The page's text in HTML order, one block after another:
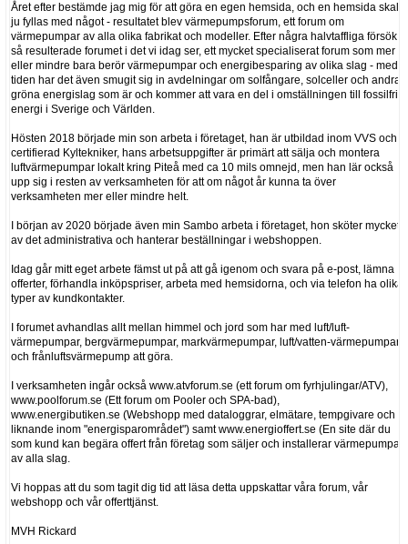
Året efter bestämde jag mig för att göra en egen hemsida, och en hemsida skall
ju fyllas med något - resultatet blev värmepumpsforum, ett forum om
värmepumpar av alla olika fabrikat och modeller. Efter några halvtaffliga försök
så resulterade forumet i det vi idag ser, ett mycket specialiserat forum som mer
eller mindre bara berör värmepumpar och energibesparing av olika slag - med
tiden har det även smugit sig in avdelningar om solfångare, solceller och andra
gröna energislag som är och kommer att vara en del i omställningen till fossilfri
energi i Sverige och Världen.
Hösten 2018 började min son arbeta i företaget, han är utbildad inom VVS och
certifierad Kyltekniker, hans arbetsuppgifter är primärt att sälja och montera
luftvärmepumpar lokalt kring Piteå med ca 10 mils omnejd, men han lär också
upp sig i resten av verksamheten för att om något år kunna ta över
verksamheten mer eller mindre helt.
I början av 2020 började även min Sambo arbeta i företaget, hon sköter mycket
av det administrativa och hanterar beställningar i webshoppen.
Idag går mitt eget arbete fämst ut på att gå igenom och svara på e-post, lämna
offerter, förhandla inköpspriser, arbeta med hemsidorna, och via telefon ha olika
typer av kundkontakter.
I forumet avhandlas allt mellan himmel och jord som har med luft/luft-
värmepumpar, bergvärmepumpar, markvärmepumpar, luft/vatten-värmepumpar
och frånluftsvärmepump att göra.
I verksamheten ingår också www.atvforum.se (ett forum om fyrhjulingar/ATV),
www.poolforum.se (Ett forum om Pooler och SPA-bad),
www.energibutiken.se (Webshopp med dataloggrar, elmätare, tempgivare och
liknande inom "energisparområdet") samt www.energioffert.se (En site där du
som kund kan begära offert från företag som säljer och installerar värmepumpar
av alla slag.
Vi hoppas att du som tagit dig tid att läsa detta uppskattar våra forum, vår
webshopp och vår offerttjänst.
MVH Rickard